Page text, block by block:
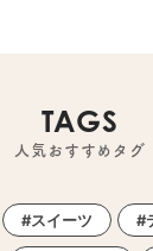
TAGS
人気おすすめタグ
スイーツ